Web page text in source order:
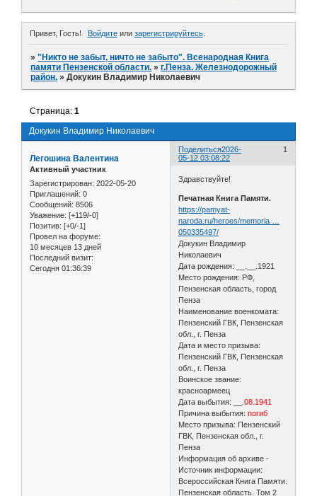
Привет, Гость! Войдитеили зарегистрируйтесь.
»"Никто не забыт, ничто не забыто". Всенародная Книга
памяти Пензенской области. »г.Пенза. Железнодорожный
район. »Докукин Владимир Николаевич
Докукин Владимир Николаевич
Страница:1
Поделиться 1
2026-
05-12 03:08:22
Легошина Валентина
Активный участник
Зарегистрирован: 2022-05-20
Приглашений: 0
Сообщений: 8506
Уважение: [+119/-0]
Позитив: [+0/-1]
Провел на форуме:
10 месяцев 13 дней
Последний визит:
Сегодня 01:36:39
Здравствуйте!
Печатная Книга Памяти.
https://pamyat-
naroda.ru/heroes/memoria …
050335497/
Докукин Владимир
Николаевич
Дата рождения: __.__.1921
Место рождения: РФ,
Пензенская область, город
Пенза
Наименование военкомата:
Пензенский ГВК, Пензенская
обл., г. Пенза
Дата и место призыва:
Пензенский ГВК, Пензенская
обл., г. Пенза
Воинское звание:
красноармеец
Дата выбытия: __.08.1941
Причина выбытия:погиб
Место призыва: Пензенский
ГВК, Пензенская обл., г.
Пенза
Информация об архиве -
Источник информации:
Всероссийская Книга Памяти.
Пензенская область. Том 2